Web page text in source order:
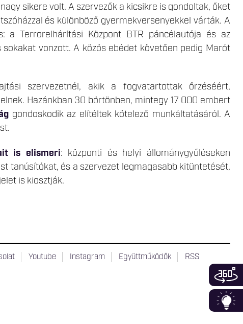
sikere volt. A szervezők a kicsikre is gondoltak, őket
és különböző gyermekversenyekkel várták. A
a Terrorelhárítási Központ BTR páncélautója és az
vonzott. A közös ebédet követően pedig Marót
szervezetnél, akik a fogvatartottak őrzéséért,
Hazánkban 30 börtönben, mintegy 17 000 embert
gondoskodik az elítéltek kötelező munkáltatásáról. A
is elismeri: központi és helyi állománygyűléseken
tanúsítókat, és a szervezet legmagasabb kitüntetését,
is kiosztják.
Youtube Instagram Együttműködők RSS